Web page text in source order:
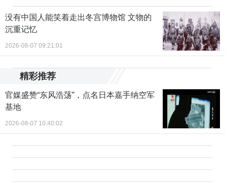
没有中国人能笑着走出冬宫博物馆 文物的
沉重记忆
2026-08-07 09:21:01
精彩推荐
官媒盛赞“东风浩荡”，点名日本嘉手纳空军
基地
2026-08-07 10:40:02